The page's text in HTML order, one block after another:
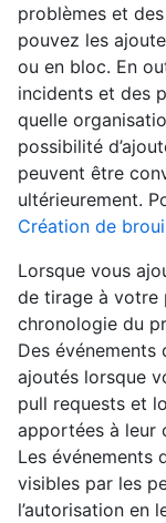
problèmes et
pouvez les
ou en bloc. En
incidents et des
quelle
possibilité
peuvent être
ultérieurement.
Création de
Lorsque vous
de tirage à votre
chronologie du
Des
ajoutés lorsque
pull requests et
apportées à leur
Les événements
visibles par les
l’autorisation en